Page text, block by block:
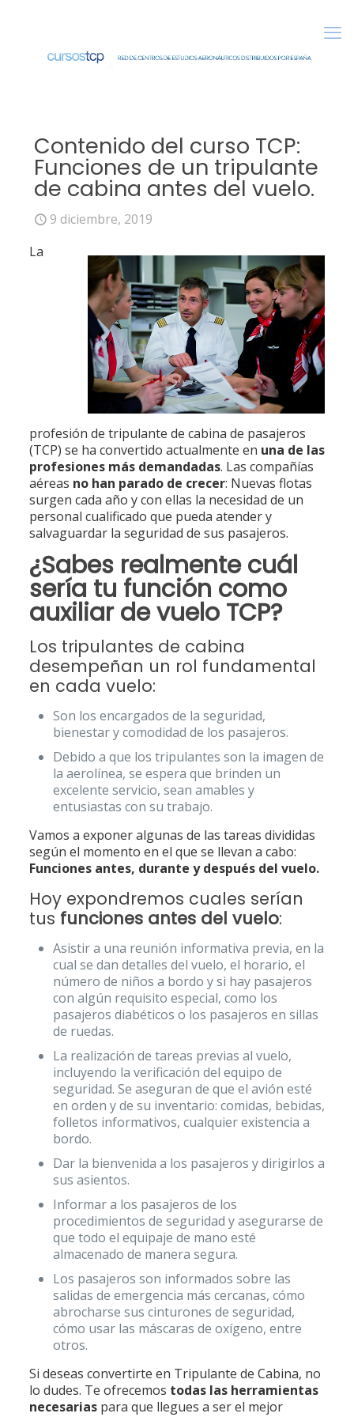
Contenido del curso TCP:
Funciones de un tripulante
de cabina antes del vuelo.
9 diciembre, 2019
La
profesión de tripulante de cabina de pasajeros
(TCP) se ha convertido actualmente en una de las
profesiones más demandadas. Las compañías
aéreas no han parado de crecer: Nuevas flotas
surgen cada año y con ellas la necesidad de un
personal cualificado que pueda atender y
salvaguardar la seguridad de sus pasajeros.
¿Sabes realmente cuál
sería tu función como
auxiliar de vuelo TCP?
Los tripulantes de cabina
desempeñan un rol fundamental
en cada vuelo:
Son los encargados de la seguridad,
bienestar y comodidad de los pasajeros.
Debido a que los tripulantes son la imagen de
la aerolínea, se espera que brinden un
excelente servicio, sean amables y
entusiastas con su trabajo.
Vamos a exponer algunas de las tareas divididas
según el momento en el que se llevan a cabo:
Funciones antes, durante y después del vuelo.
Hoy expondremos cuales serían
tus funciones antes del vuelo:
Asistir a una reunión informativa previa, en la
cual se dan detalles del vuelo, el horario, el
número de niños a bordo y si hay pasajeros
con algún requisito especial, como los
pasajeros diabéticos o los pasajeros en sillas
de ruedas.
La realización de tareas previas al vuelo,
incluyendo la verificación del equipo de
seguridad. Se aseguran de que el avión esté
en orden y de su inventario: comidas, bebidas,
folletos informativos, cualquier existencia a
bordo.
Dar la bienvenida a los pasajeros y dirigirlos a
sus asientos.
Informar a los pasajeros de los
procedimientos de seguridad y asegurarse de
que todo el equipaje de mano esté
almacenado de manera segura.
Los pasajeros son informados sobre las
salidas de emergencia más cercanas, cómo
abrocharse sus cinturones de seguridad,
cómo usar las máscaras de oxígeno, entre
otros.
Si deseas convertirte en Tripulante de Cabina, no
lo dudes. Te ofrecemos todas las herramientas
necesariaspara que llegues a ser el mejor